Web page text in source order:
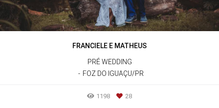
FRANCIELE E MATHEUS
PRÉ WEDDING
FOZ DO IGUAÇU/PR
1198 28